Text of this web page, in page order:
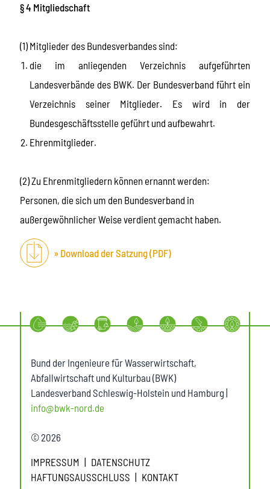
§ 4 Mitgliedschaft
(1) Mitglieder des Bundesverbandes sind:
die im anliegenden Verzeichnis aufgeführten
Landesverbände des BWK. Der Bundesverband führt ein
Verzeichnis seiner Mitglieder. Es wird in der
Bundesgeschäftsstelle geführt und aufbewahrt.
Ehrenmitglieder.
(2) Zu Ehrenmitgliedern können ernannt werden:
Personen, die sich um den Bundesverband in
außergewöhnlicher Weise verdient gemacht haben.
Download der Satzung (PDF)
Bund der Ingenieure für Wasserwirtschaft,
Abfallwirtschaft und Kulturbau (BWK)
Landesverband Schleswig-Holstein und Hamburg |
info@bwk-nord.de
© 2026
IMPRESSUM
DATENSCHUTZ
HAFTUNGSAUSSCHLUSS
KONTAKT